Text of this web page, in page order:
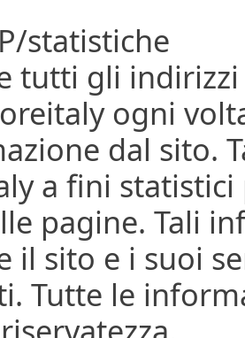
statistiche
tutti gli
ogni
dal sito.
a fini
pagine. Tali
il sito e i suoi
Tutte le